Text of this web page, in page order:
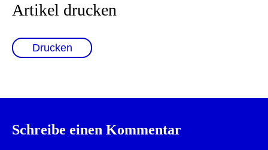
Artikel drucken
Drucken
Schreibe einen Kommentar